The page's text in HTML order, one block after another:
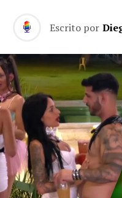
Escrito por